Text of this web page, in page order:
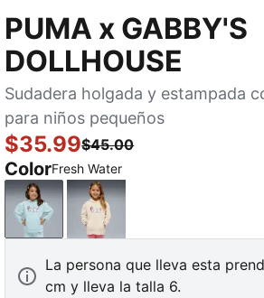
PUMA x GABBY'S
DOLLHOUSE
Sudadera holgada y estampada
para niños pequeños
$35.99$45.00
ColorFresh Water
Fresh WaterAlpine Snow
La persona que lleva esta
cm y lleva la talla 6.